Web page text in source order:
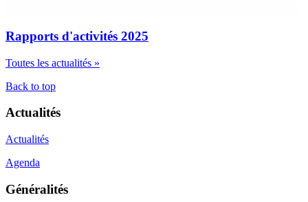
Rapports d'activités 2025
Toutes les actualités »
Back to top
Actualités
Actualités
Agenda
Généralités